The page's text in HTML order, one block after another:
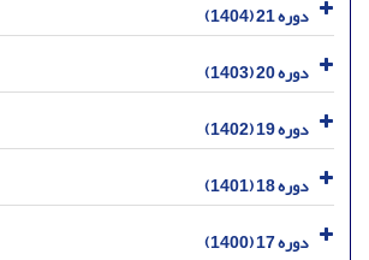
دوره 21 (1404)
دوره 20 (1403)
دوره 19 (1402)
دوره 18 (1401)
دوره 17 (1400)